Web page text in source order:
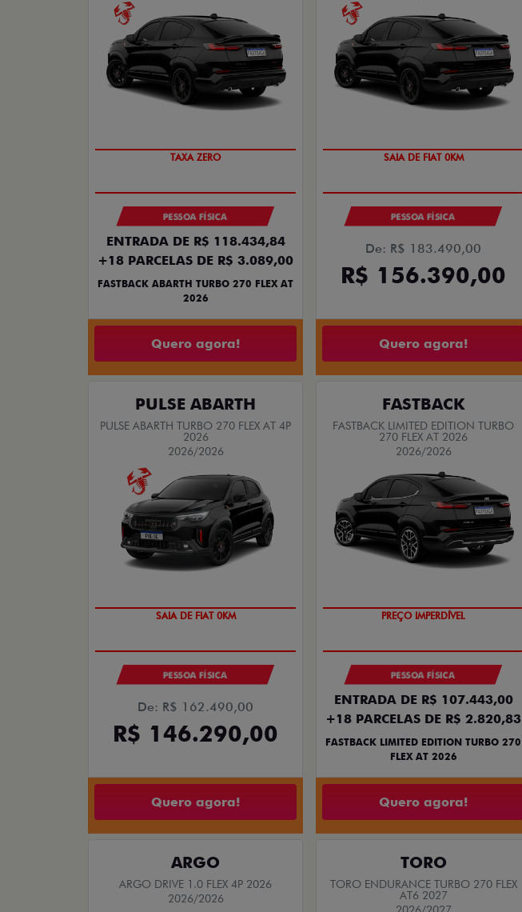
SAIA DE FIAT 0KM
PESSOA FÍSICA
ENTRADA DE R$ 118.434,84
+18 PARCELAS DE R$ 3.089,00
FASTBACK ABARTH TURBO 270 FLEX AT
2026
Quero agora!
PREÇO IMPERDÍVEL
PESSOA FÍSICA
De: R$ 183.490,00
R$ 156.390,00
Quero agora!
PULSE ABARTH
PULSE ABARTH TURBO 270 FLEX AT 4P
2026
2026/2026
OPORTUNIDADE
PESSOA FÍSICA
De: R$ 162.490,00
R$ 146.290,00
Quero agora!
FASTBACK
FASTBACK LIMITED EDITION TURBO
270 FLEX AT 2026
2026/2026
COM USADO NA TROCA
PESSOA FÍSICA
ENTRADA DE R$ 107.443,00
+18 PARCELAS DE R$ 2.820,83
FASTBACK LIMITED EDITION TURBO 270
FLEX AT 2026
Quero agora!
ARGO
ARGO DRIVE 1.0 FLEX 4P 2026
2026/2026
TORO
TORO ENDURANCE TURBO 270 FLEX
AT6 2027